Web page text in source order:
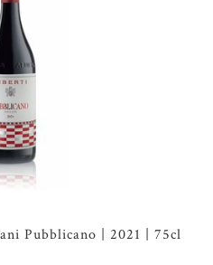
Pubblicano | 2021 | 75cl